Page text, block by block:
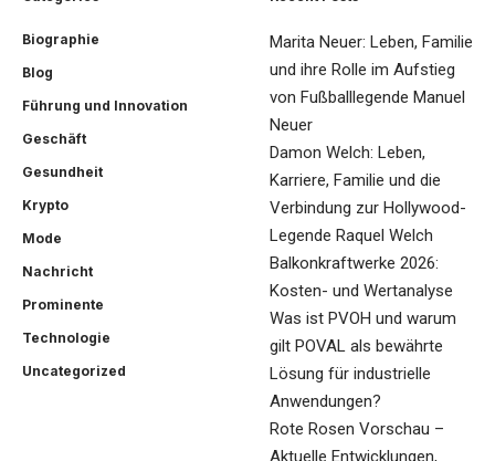
Biographie
Blog
Führung und Innovation
Geschäft
Gesundheit
Krypto
Mode
Nachricht
Prominente
Technologie
Uncategorized
Marita Neuer: Leben, Familie
und ihre Rolle im Aufstieg
von Fußballlegende Manuel
Neuer
Damon Welch: Leben,
Karriere, Familie und die
Verbindung zur Hollywood-
Legende Raquel Welch
Balkonkraftwerke 2026:
Kosten- und Wertanalyse
Was ist PVOH und warum
gilt POVAL als bewährte
Lösung für industrielle
Anwendungen?
Rote Rosen Vorschau –
Aktuelle Entwicklungen,